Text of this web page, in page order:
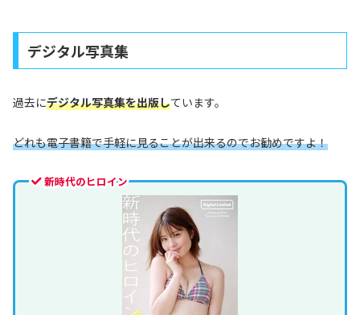
デジタル写真集
過去にデジタル写真集を出版しています。
どれも電子書籍で手軽に見ることが出来るのでお勧めですよ！
新時代のヒロイン